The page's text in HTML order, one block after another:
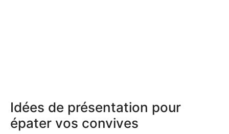
Idées de présentation pour
épater vos convives